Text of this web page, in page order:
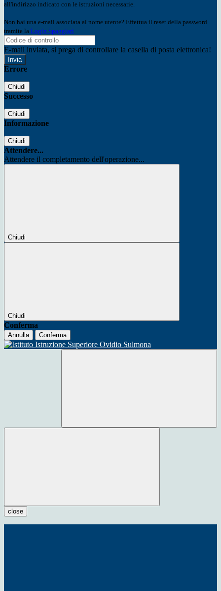
all'indirizzo indicato con le istruzioni necessarie.
Non hai una e-mail associata al nome utente? Effettua il reset della password
tramite la Login Spaggiari
E-mail inviata, si prega di controllare la casella di posta elettronica!
Errore
Chiudi
Successo
Chiudi
Informazione
Chiudi
Attendere...
Attendere il completamento dell'operazione...
Chiudi
Chiudi
Conferma
Annulla Conferma
close